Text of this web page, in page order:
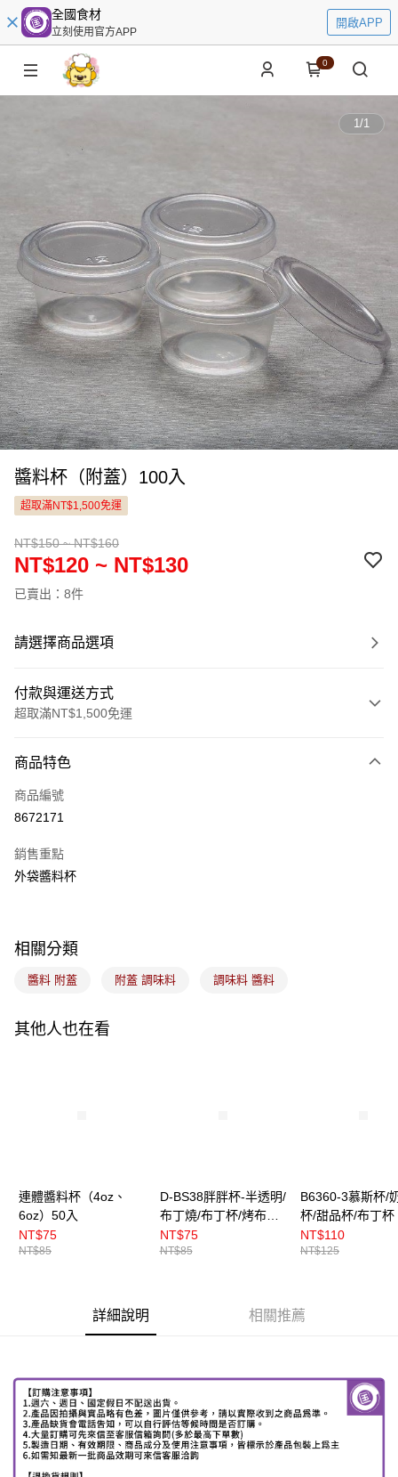
全國食材
立刻使用官方APP
開啟APP
0
1/1
醬料杯（附蓋）100入
超取滿NT$1,500免運
NT$150 ~ NT$160
NT$120 ~ NT$130
已賣出：8件
請選擇商品選項
付款與運送方式
超取滿NT$1,500免運
信用卡一次付款
LINE Pay
悠遊付
全盈+PAY
商品特色
商品編號
8672171
銷售重點
外袋醬料杯
相關分類
醬料 附蓋 附蓋 調味料 調味料 醬料
其他人也在看
連體醬料杯（4oz、
6oz）50入
NT$75
NT$85
D-BS38胖胖杯-半透明/
布丁燒/布丁杯/烤布丁
（附蓋） 10入
NT$75
NT$85
B6360-3慕斯杯/
杯/甜品杯/布丁杯
色Gouter/附蓋）
NT$110
NT$125
詳細說明 相關推薦